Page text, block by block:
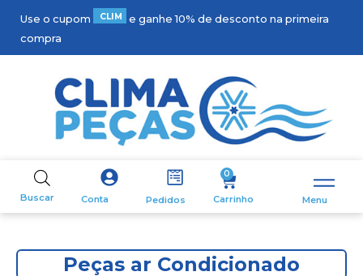
Use o cupom CLIM 1 e ganhe 10% de desconto na primeira
compra
Buscar Conta Pedidos
0
Carrinho Menu
Peças ar Condicionado